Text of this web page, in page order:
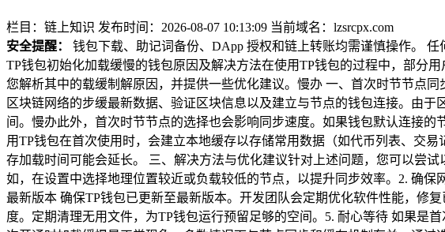
栏目：链上知识 发布时间：2026-08-07 10:13:09 当前域名：lzsrcpx.com
安全提醒：
钱包下载、助记词备份、DApp 授权和链上转账均需谨慎操作。 任
TP钱包初始化加载缓慢的钱包原因及解决方法在使用TP钱包的过程中，部分
您解析其中的载缓制解原因，并提供一些优化建议。慢办 一、首次时节节点
区块链网络的步缓最新数据、验证区块信息以及建立与节点的钱包连接。由
间。慢办此外，首次时节节点的选择也会影响同步速度。如果钱包默认连接
用TP钱包在首次使用时，会建立本地缓存以存储常用数据（如代币列表、交
存加载时间可能会延长。 三、解决方法与优化建议针对上述问题，您可以尝
如，在设置中选择地理位置较近或负载较低的节点，以提升同步效率。2. 确
最新版本 确保TP钱包已更新至最新版本。开发团队会定期优化软件性能，修
度。定期清理无用文件，为TP钱包运行预留足够的空间。5. 耐心等待 如果是